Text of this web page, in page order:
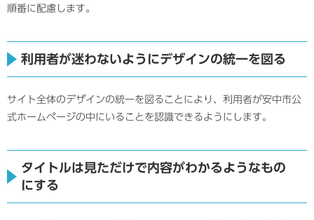
順番に配慮します。
利用者が迷わないようにデザインの統一を図る
サイト全体のデザインの統一を図ることにより、利用者が安中市公
式ホームページの中にいることを認識できるようにします。
タイトルは見ただけで内容がわかるようなもの
にする